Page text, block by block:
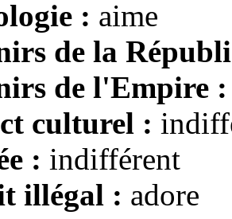
: aime
de la
de l'Empire :
culturel :
: indifférent
illégal : adore